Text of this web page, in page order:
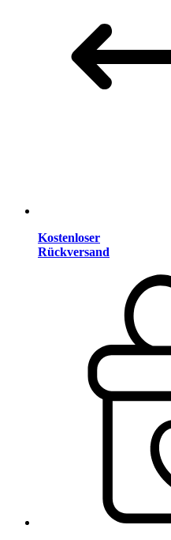
Kostenloser
Rückversand